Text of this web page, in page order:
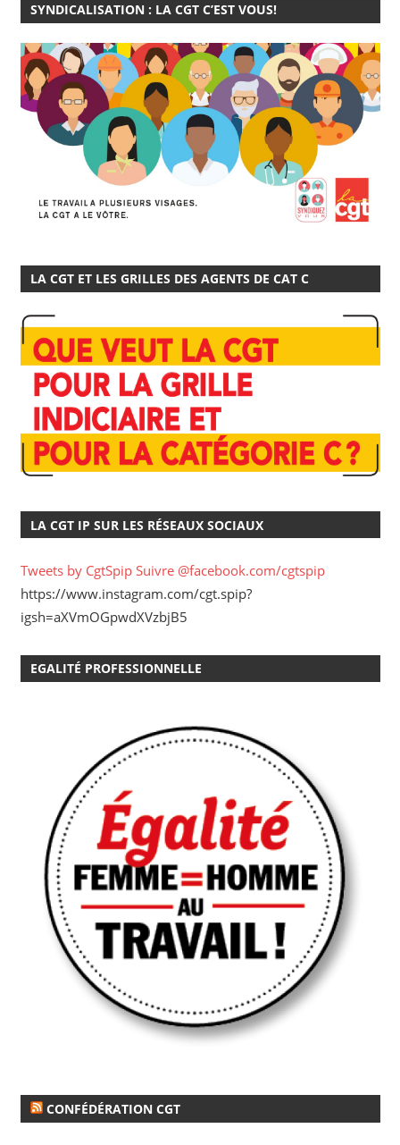
SYNDICALISATION : LA CGT C’EST VOUS!
LA CGT ET LES GRILLES DES AGENTS DE CAT C
LA CGT IP SUR LES RÉSEAUX SOCIAUX
Tweets by CgtSpip Suivre @facebook.com/cgtspip
https://www.instagram.com/cgt.spip?
igsh=aXVmOGpwdXVzbjB5
EGALITÉ PROFESSIONNELLE
CONFÉDÉRATION CGT